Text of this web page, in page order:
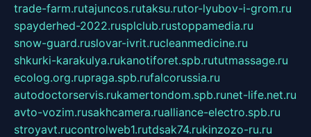
trade-farm.rutajuncos.rutaksu.rutor-lyubov-i-grom.ru
spayderhed-2022.rusplclub.rustoppamedia.ru
snow-guard.ruslovar-ivrit.rucleanmedicine.ru
shkurki-karakulya.rukanotiforet.spb.rututmassage.ru
ecolog.org.rupraga.spb.rufalcorussia.ru
autodoctorservis.rukamertondom.spb.runet-life.net.ru
avto-vozim.rusakhcamera.rualliance-electro.spb.ru
stroyavt.rucontrolweb1.rutdsak74.rukinzozo-ru.ru